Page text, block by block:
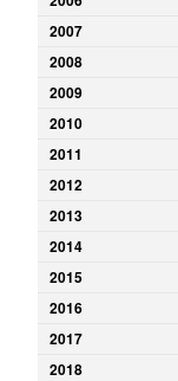
2007
2008
2009
2010
2011
2012
2013
2014
2015
2016
2017
2018